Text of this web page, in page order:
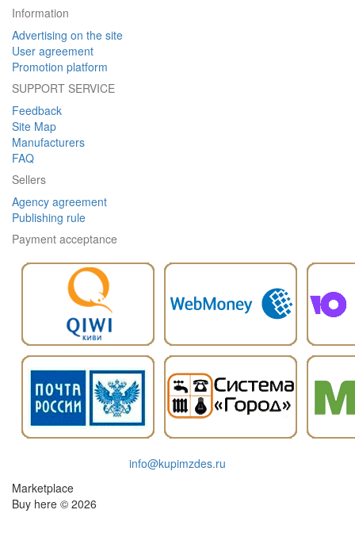
Information
Advertising on the site
User agreement
Promotion platform
SUPPORT SERVICE
Feedback
Site Map
Manufacturers
FAQ
Sellers
Agency agreement
Publishing rule
Payment acceptance
info@kupimzdes.ru
Marketplace
Buy here © 2026